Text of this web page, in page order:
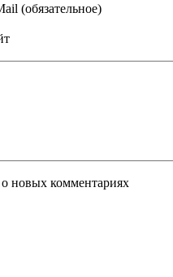
(обязательное)
новых комментариях